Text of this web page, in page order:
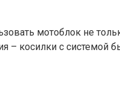
мотоблок не
– косилки с системой